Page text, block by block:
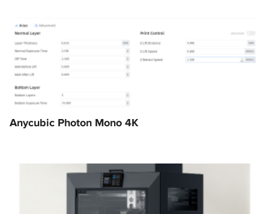
Anycubic Photon Mono 4K